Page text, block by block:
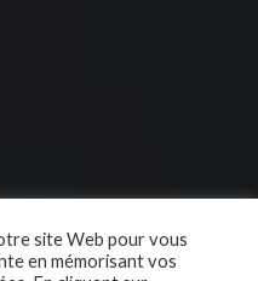
droits réservés.
site Web pour vous
en mémorisant vos